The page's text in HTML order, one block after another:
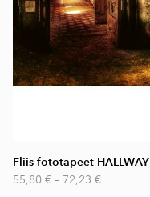
Fliis fototapeet HALLWAY
55,80 € – 72,23 €